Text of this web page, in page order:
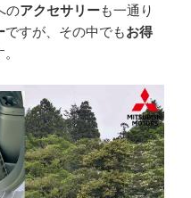
のアクセサリーも一通り
ですが、その中でもお得